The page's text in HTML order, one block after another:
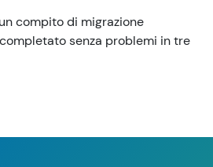
compito di migrazione
senza problemi in tre